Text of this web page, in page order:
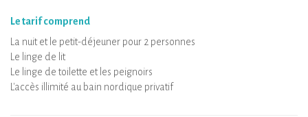
Le tarif comprend
La nuit et le petit-déjeuner pour 2 personnes
Le linge de lit
Le linge de toilette et les peignoirs
L'accès illimité au bain nordique privatif